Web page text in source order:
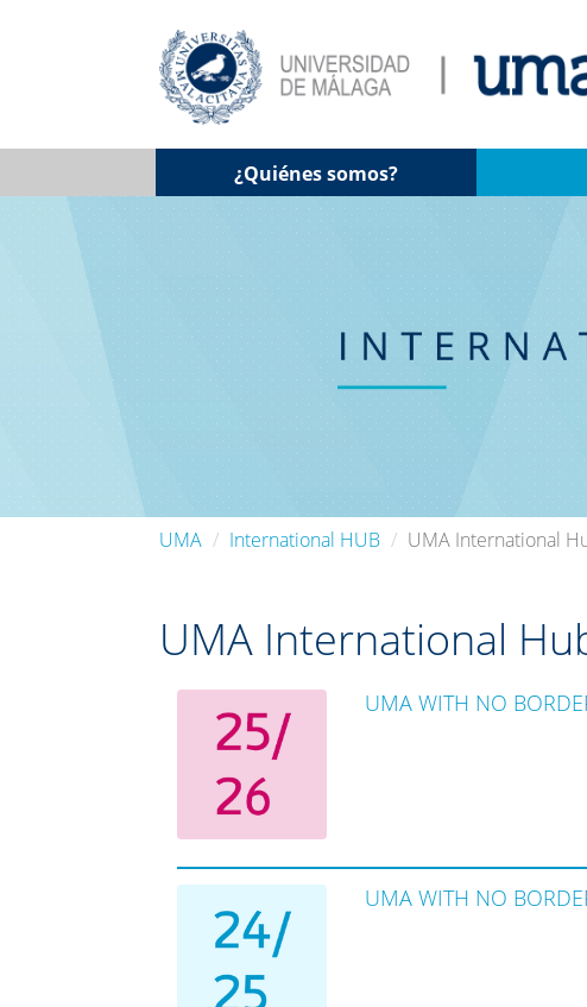
¿Quiénes somos?
UMA International HUB UMA International
UMA International
UMA WITH NO
UMA WITH NO